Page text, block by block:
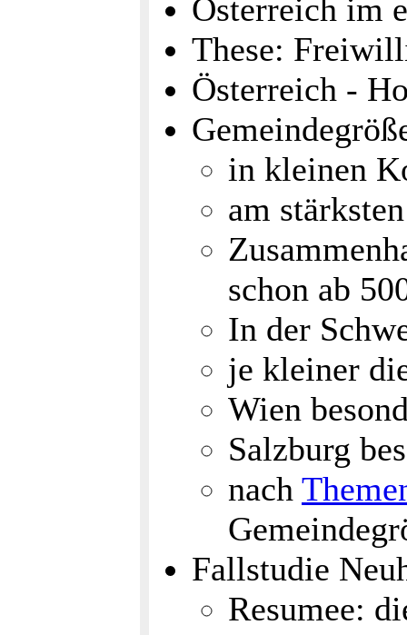
Österreich im
These:
Österreich -
in kleinen
am
schon ab
In der
je kleiner
Wien
Salzburg
nach
Fallstudie
Resumee: